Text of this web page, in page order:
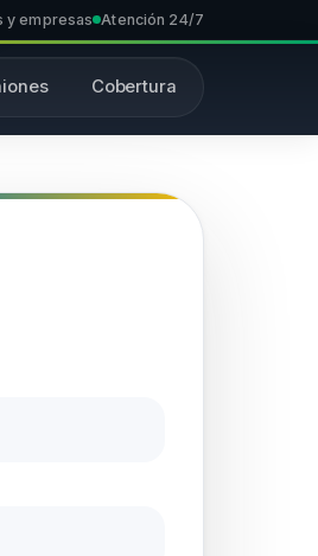
y empresas Atención 24/7
Cobertura